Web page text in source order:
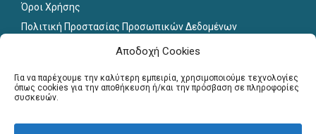
Αποδοχή Cookies
Για να παρέχουμε την καλύτερη εμπειρία, χρησιμοποιούμε τεχνολογίες
όπως cookies για την αποθήκευση ή/και την πρόσβαση σε πληροφορίες
συσκευών.
Όροι Χρήσης
Πολιτική Προστασίας Προσωπικών Δεδομένων
Για εκπαιδευτικούς
Εγγραφή